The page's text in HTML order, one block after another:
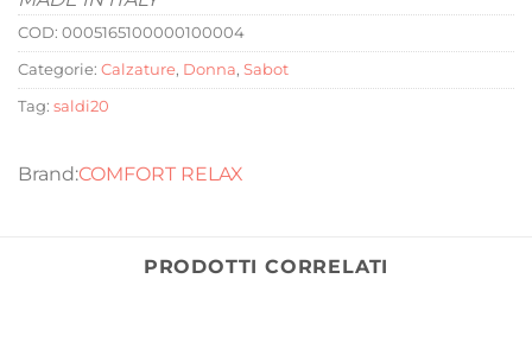
COD: 0005165100000100004
Categorie: Calzature, Donna, Sabot
Tag: saldi20
COMFORT RELAX
PRODOTTI CORRELATI